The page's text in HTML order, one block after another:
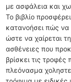
με ασφάλεια και
Το βιβλίο
κατανοήσει πώς να
ώστε να χαίρεται
ασθένειες που
βρίσκει τις
πλεόνασμα